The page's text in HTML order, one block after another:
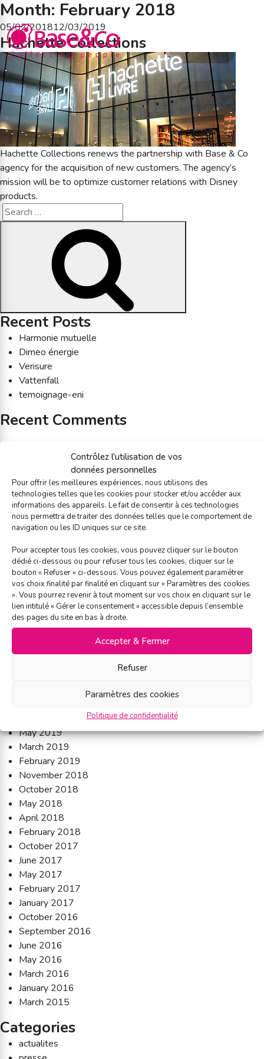
Contrôlez l'utilisation de vos
données personnelles
Pour offrir les meilleures expériences, nous utilisons des
technologies telles que les cookies pour stocker et/ou accéder aux
informations des appareils. Le fait de consentir à ces technologies
nous permettra de traiter des données telles que le comportement de
navigation ou les ID uniques sur ce site.
Pour accepter tous les cookies, vous pouvez cliquer sur le bouton
dédié ci-dessous ou pour refuser tous les cookies, cliquer sur le
bouton « Refuser » ci-dessous. Vous pouvez également paramétrer
vos choix finalité par finalité en cliquant sur « Paramètres des cookies
». Vous pourrez revenir à tout moment sur vos choix en cliquant sur le
lien intitulé « Gérer le consentement » accessible depuis l’ensemble
des pages du site en bas à droite.
Accepter & Fermer
Refuser
Paramètres des cookies
Politique de confidentialité
Month: February 2018
Posted
on
05/02/201812/03/2019
Hachette Collections
Hachette Collections renews the partnership with Base & Co
agency for the acquisition of new customers. The agency’s
mission will be to optimize customer relations with Disney
products.
Search
Recent Posts
Harmonie mutuelle
Dimeo énergie
Verisure
Vattenfall
temoignage-eni
Recent Comments
Archives
January 2026
June 2025
January 2025
November 2024
April 2024
July 2023
March 2023
February 2023
September 2022
June 2022
March 2022
September 2020
September 2019
May 2019
March 2019
February 2019
November 2018
October 2018
May 2018
April 2018
February 2018
October 2017
June 2017
May 2017
February 2017
January 2017
October 2016
September 2016
June 2016
May 2016
March 2016
January 2016
March 2015
Categories
actualites